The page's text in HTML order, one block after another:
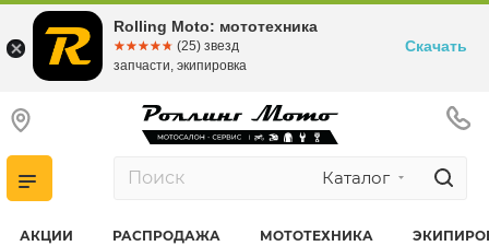
Каталог
АКЦИИ РАСПРОДАЖА МОТОТЕХНИКА
Rolling Moto: мототехника
☆☆☆☆☆
★★★★★ (25) звезд
запчасти, экипировка
Скачать